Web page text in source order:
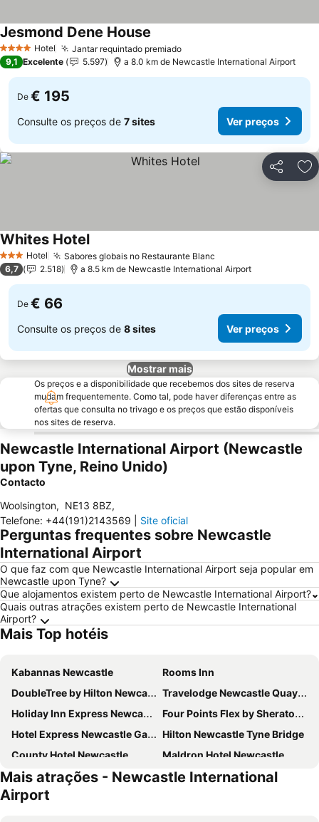
4 EstrelasHotel Jantar requintado premiado
Jesmond Dene House
9,1 Excelente 5.597 a 8.0 km de Newcastle International Airport
De € 195
Consulte os preços de 7 sites Ver preços
Partilhar
3 EstrelasHotel Sabores globais no Restaurante Blanc
Whites Hotel
6,7 2.518 a 8.5 km de Newcastle International Airport
De € 66
Consulte os preços de 8 sites Ver preços
Mostrar mais
Os preços e a disponibilidade que recebemos dos sites de reserva
mudam frequentemente. Como tal, pode haver diferenças entre as
ofertas que consulta no trivago e os preços que estão disponíveis
nos sites de reserva.
Newcastle International Airport (Newcastle
upon Tyne, Reino Unido)
Contacto
Woolsington, NE13 8BZ,
Telefone: +44(191)2143569 Site oficial
Perguntas frequentes sobre Newcastle
International Airport
O que faz com que Newcastle International Airport seja popular em
Newcastle upon Tyne?
Que alojamentos existem perto de Newcastle International Airport?
Quais outras atrações existem perto de Newcastle International
Airport?
Mais Top hotéis
Kabannas Newcastle
Rooms Inn
DoubleTree by Hilton Newcastle International Airport
Travelodge Newcastle Quayside
Holiday Inn Express Newcastle City Centre By Ihg
Four Points Flex by Sheraton Newcastle
Hotel Express Newcastle Gateshead
Hilton Newcastle Tyne Bridge
County Hotel Newcastle
Maldron Hotel Newcastle
Motel One Newcastle
Metro Inns Newcastle
Royal Station Hotel
Mais atrações - Newcastle International
Airport